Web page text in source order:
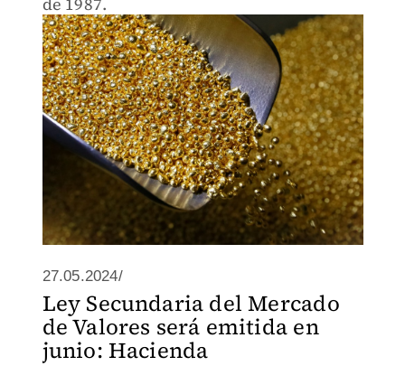
27.05.2024/
Ley Secundaria del Mercado
de Valores será emitida en
junio: Hacienda